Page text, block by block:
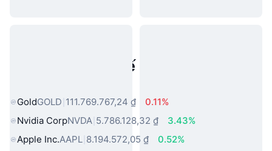
Tài sản trong thế giới thực phổ
GoldGOLD 111.769.767,24 ₫
0.11%
Nvidia CorpNVDA 5.786.128,32 ₫
3.43%
Apple Inc.AAPL 8.194.572,05 ₫
0.52%